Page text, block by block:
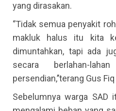
yang dirasakan.
‘’Tidak semua penyakit
makluk halus itu kita
dimuntahkan, tapi ada
secara berlahan-
persendian,’’terang Gus
Sebelumnya warga SAD